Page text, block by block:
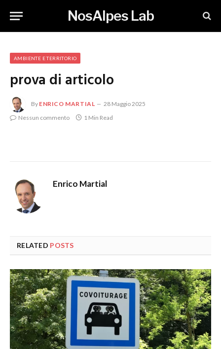
NosAlpes Lab
AMBIENTE E TERRITORIO
prova di articolo
By ENRICO MARTIAL
28 Maggio 2025
Nessun commento
1 Min Read
Enrico Martial
RELATED POSTS